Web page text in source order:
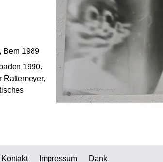
Bern 1989
1990.
Rattemeyer,
Kontakt Impressum Dank